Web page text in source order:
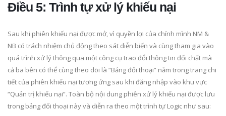
Điều 5: Trình tự xử lý khiếu nại
Sau khi phiên khiếu nại được mở, vì quyền lợi của chính mình NM &
NB có trách nhiệm chủ động theo sát diễn biến và cùng tham gia vào
quá trình xử lý thông qua một công cụ trao đổi thông tin đối chất mà
cả ba bên có thể cùng theo dõi là “Bảng đối thoại” nằm trong trang chi
tiết của phiên khiếu nại tương ứng sau khi đăng nhập vào khu vực
“Quản trị khiếu nại”. Toàn bộ nội dung phiên xử lý khiếu nại được lưu
trong bảng đối thoại này và diễn ra theo một trình tự Logic như sau: